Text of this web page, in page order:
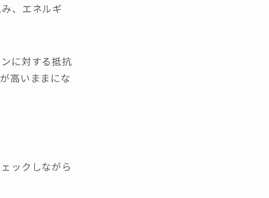
、エネルギ
に対する抵抗
高いままにな
ックしながら